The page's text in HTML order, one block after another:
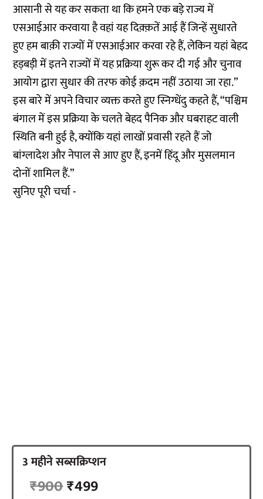
आसानी से यह कर सकता था कि हमने एक बड़े राज्य में
एसआईआर करवाया है वहां यह दिक़्क़तें आई हैं जिन्हें सुधारते
हुए हम बाक़ी राज्यों में एसआईआर करवा रहे हैं, लेकिन यहां बेहद
हड़बड़ी में इतने राज्यों में यह प्रक्रिया शुरू कर दी गई और चुनाव
आयोग द्वारा सुधार की तरफ कोई क़दम नहीं उठाया जा रहा.”
इस बारे में अपने विचार व्यक्त करते हुए स्निग्धेंदु कहते हैं, “पश्चिम
बंगाल में इस प्रक्रिया के चलते बेहद पैनिक और घबराहट वाली
स्थिति बनी हुई है, क्योंकि यहां लाखों प्रवासी रहते हैं जो
बांग्लादेश और नेपाल से आए हुए हैं, इनमें हिंदू और मुसलमान
दोनों शामिल हैं.”
सुनिए पूरी चर्चा -
3 महीने सब्सक्रिप्शन
₹900₹499